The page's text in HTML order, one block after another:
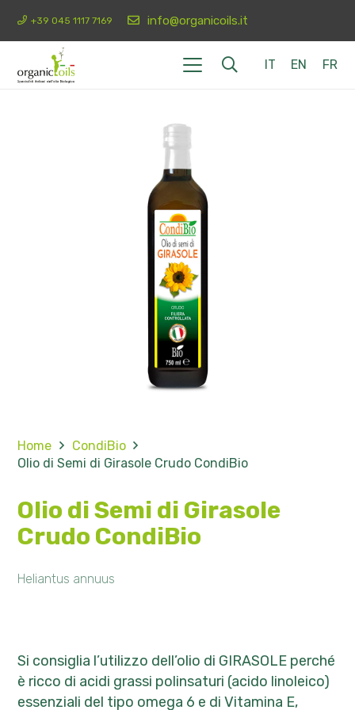
+39 045 1117 7169 info@organicoils.it
IT EN FR
Home
CondiBio
Olio di Semi di Girasole Crudo CondiBio
Olio di Semi di Girasole
Crudo CondiBio
Heliantus annuus
Si consiglia l’utilizzo dell’olio di GIRASOLE perché
è ricco di acidi grassi polinsaturi (acido linoleico)
essenziali del tipo omega 6 e di Vitamina E,